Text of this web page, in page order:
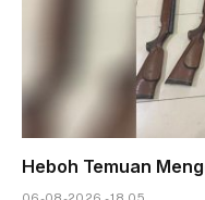
Heboh Temuan